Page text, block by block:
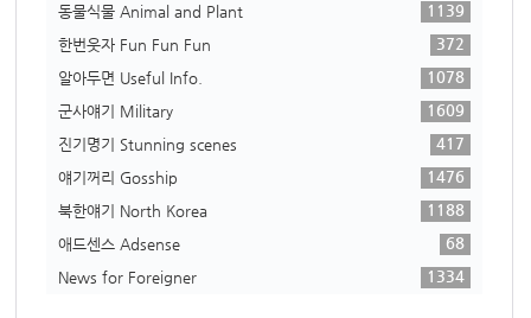
동물식물 Animal and Plant
1139
한번웃자 Fun Fun Fun
372
알아두면 Useful Info.
1078
군사얘기 Military
1609
진기명기 Stunning scenes
417
얘기꺼리 Gosship
1476
북한얘기 North Korea
1188
애드센스 Adsense
68
News for Foreigner
1334